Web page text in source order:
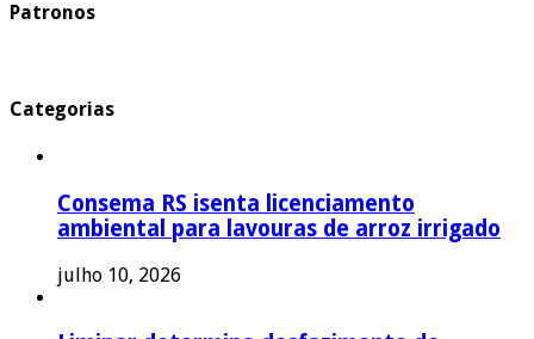
Patronos
Categorias
Consema RS isenta licenciamento
ambiental para lavouras de arroz irrigado
julho 10, 2026